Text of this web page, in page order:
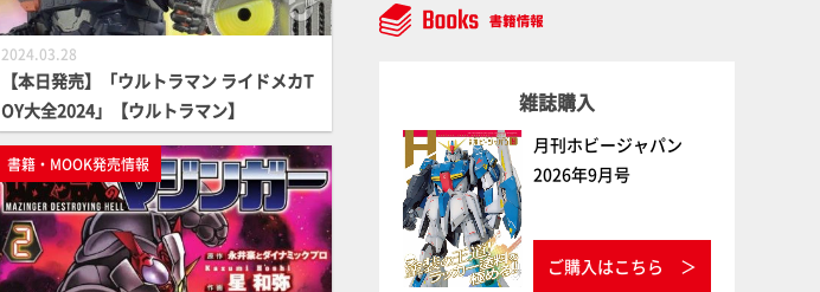
2024.03.28
【本日発売】「ウルトラマン ライドメカT
OY大全2024」【ウルトラマン】
書籍・MOOK発売情報
う！
雑誌購入
月刊ホビージャパン
2026年9月号
ご購入はこちら